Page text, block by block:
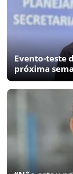
Evento-teste
próxima